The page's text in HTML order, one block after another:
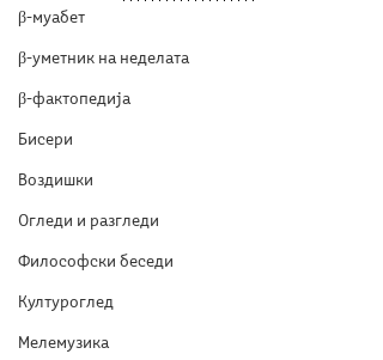
β-муабет
β-уметник на неделата
β-фактопедија
Бисери
Воздишки
Огледи и разгледи
Философски беседи
Културоглед
Мелемузика